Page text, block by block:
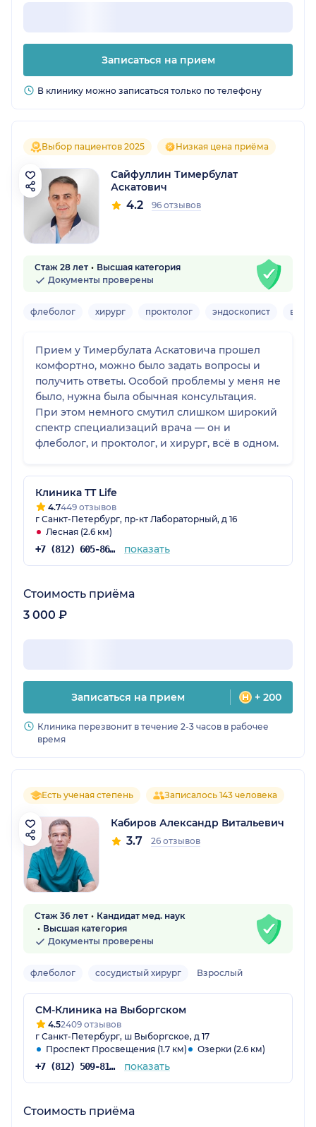
Записаться на прием
В клинику можно записаться только по телефону
Выбор пациентов 2025 Низкая цена приёма
Сайфуллин Тимербулат
Аскатович
4.2 96 отзывов
Стаж 28 лет
Высшая категория
Документы проверены
флеболог хирург проктолог эндоскопист врач
Прием у Тимербулата Аскатовича прошел
комфортно, можно было задать вопросы и
получить ответы. Особой проблемы у меня не
было, нужна была обычная консультация.
При этом немного смутил слишком широкий
спектр специализаций врача — он и
флеболог, и проктолог, и хирург, всё в одном.
Клиника TT Life
4.7449 отзывов
г Санкт-Петербург, пр-кт Лабораторный, д 16
Лесная (2.6 км)
+7 (812) 605-86-34 показать
Стоимость приёма
3 000 ₽
Записаться на прием + 200
Клиника перезвонит в течение 2-3 часов в рабочее
время
Есть ученая степень Записалось 143 человека
Кабиров Александр Витальевич
3.7 26 отзывов
Стаж 36 лет
Кандидат мед. наук
Высшая категория
Документы проверены
флеболог сосудистый хирург Взрослый
СМ-Клиника на Выборгском
4.52409 отзывов
г Санкт-Петербург, ш Выборгское, д 17
Проспект Просвещения (1.7 км)
Озерки (2.6 км)
+7 (812) 509-81-68 показать
Стоимость приёма